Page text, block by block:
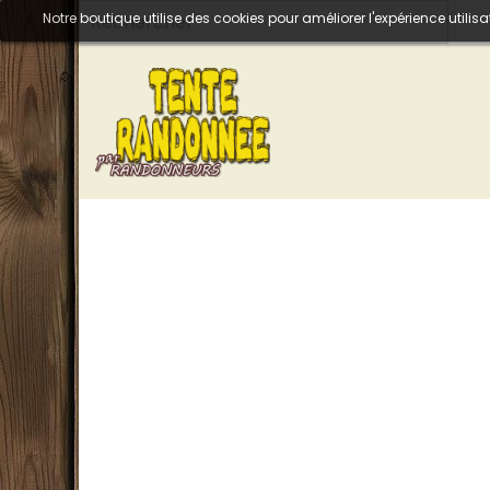
Notre boutique utilise des cookies pour améliorer l'expérience